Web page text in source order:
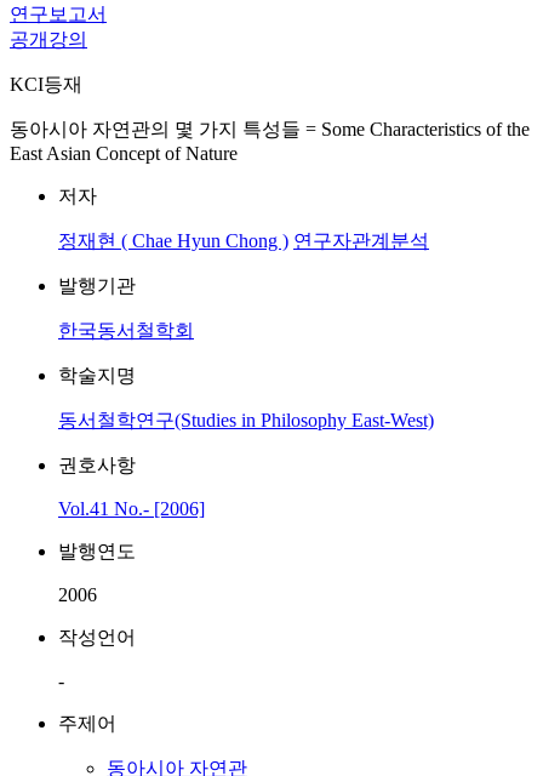
연구보고서
공개강의
KCI등재
동아시아 자연관의 몇 가지 특성들 = Some Characteristics of the
East Asian Concept of Nature
저자
정재현 ( Chae Hyun Chong ) 연구자관계분석
발행기관
한국동서철학회
학술지명
동서철학연구(Studies in Philosophy East-West)
권호사항
Vol.41 No.- [2006]
발행연도
2006
작성언어
-
주제어
동아시아 자연관